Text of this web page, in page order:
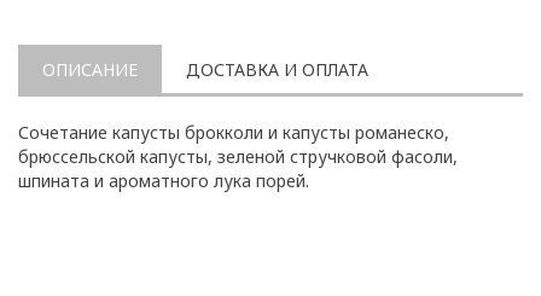
ОПИСАНИЕ ДОСТАВКА И ОПЛАТА
Сочетание капусты брокколи и капусты романеско,
брюссельской капусты, зеленой стручковой фасоли,
шпината и ароматного лука порей.